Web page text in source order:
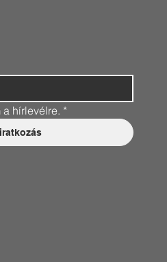
a hírlevélre. *